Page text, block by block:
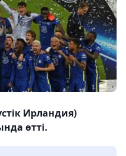
Ирландия)
өтті.